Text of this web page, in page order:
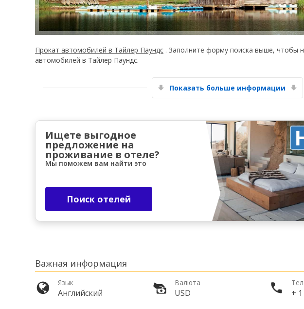
Лучшие
Получите
Прокат автомобилей в Тайлер Паундс . Заполните форму поиска выше, чтобы
автомобилей в Тайлер Паундс.
Показать больше информации
Ищете выгодное
предложение на
проживание в отеле?
Мы поможем вам найти это
Поиск отелей
Важная информация
Язык
Английский
Валюта
USD + 1